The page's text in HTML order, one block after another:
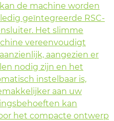
de machine worden
geïntegreerde RSC-
Het slimme
vereenvoudigt
aangezien er
nodig zijn en het
instelbaar is,
aan uw
kan
het compacte ontwerp